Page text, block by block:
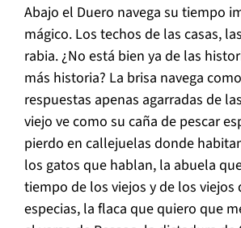
Abajo el Duero navega su tiempo
mágico. Los techos de las casas,
rabia. ¿No está bien ya de las
más historia? La brisa navega
respuestas apenas agarradas de
viejo ve como su caña de pescar
pierdo en callejuelas donde
los gatos que hablan, la abuela
tiempo de los viejos y de los
especias, la flaca que quiero que